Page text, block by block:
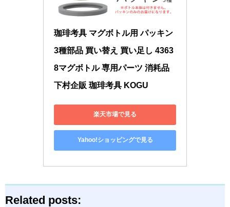
珈琲考具 マグボトル用 パッキン
3種部品 買い替え 買い足し 4363
8マグボトル 専用パーツ 消耗品
下村企販 珈琲考具 KOGU
楽天市場で見る
Yahoo!ショッピングで見る
Related posts: